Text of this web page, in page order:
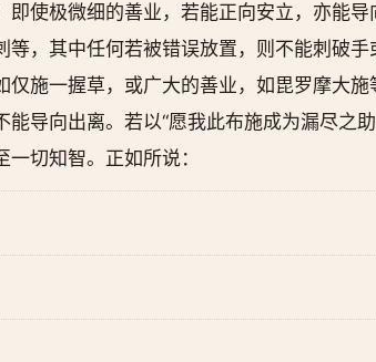
使极微细的善业，若能正向安立，亦能
，其中任何若被错误放置，则不能刺破
施一握草，或广大的善业，如毘罗摩大
导向出离。若以“愿我此布施成为漏尽之
切知智。正如所说：